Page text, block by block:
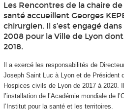
Les Rencontres de la chaire
santé accueillent Georges
chirurgien. Il s’est engagé
2008 pour la Ville de Lyon
2018.
Il a exercé les responsabilités de
Joseph Saint Luc à Lyon et de Président
Hospices civils de Lyon de 2017 à 2020.
l’installation de l’Académie mondiale de
l’Institut pour la santé et les territoires.